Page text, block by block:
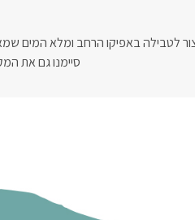
לטבילה באפיקו הרחב ומלא המים
סיימנו גם את